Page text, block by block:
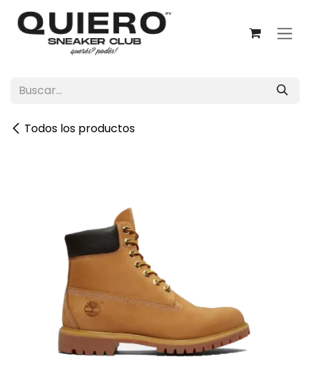
Ir al contenido
Todos los productos